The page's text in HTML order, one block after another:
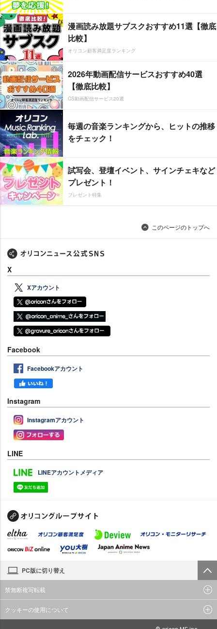
漫画読み放題サブスクおすすめ11選【徹底
比較】
オリコン顧客満足度ランキング
2026年動画配信サービスおすすめ40選
【徹底比較】
CS動画配信サービス20選
毎週の音楽ランキングから、ヒットの推移
をチェック！
試写会、登壇イベント、サインチェキなど
プレゼント！
プレゼント特集
このページのトップへ
X
Xアカウント
Facebook
Facebookアカウント
Instagram
Instagramアカウント
LINE
LINEアカウントメディア
PC版に切り替え
禁無断複写転載
クッキーの使用について